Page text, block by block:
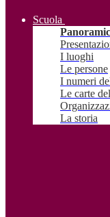
Scuola
I luoghi
Le persone
I numeri
Le carte
La storia